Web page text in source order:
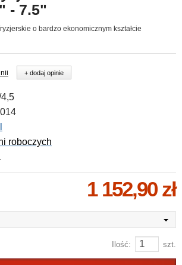
- 7.5"
o bardzo ekonomicznym kształcie
+ dodaj opinie
roboczych
1 152,90 zł
Ilość: szt.